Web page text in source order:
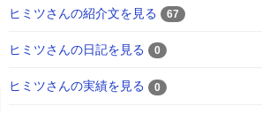
ヒミツさんの紹介文を見る 67
ヒミツさんの日記を見る 0
ヒミツさんの実績を見る 0